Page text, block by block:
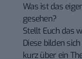
Was ist das
gesehen?
Stellt Euch das
Diese bilden
kurz über ein